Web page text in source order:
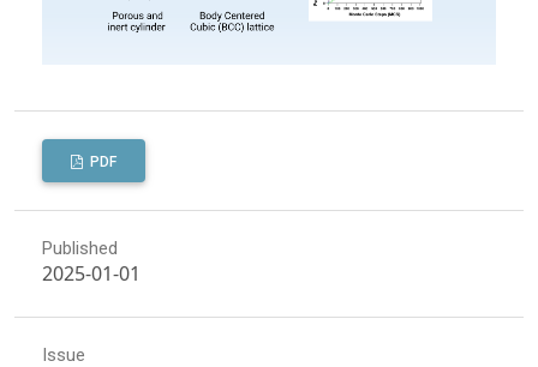
PDF
Published
2025-01-01
Issue